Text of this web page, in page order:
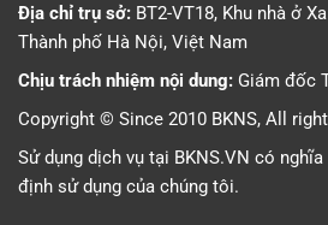
Địa chỉ trụ sở: BT2-VT18, Khu nhà ở
Thành phố Hà Nội, Việt Nam
Chịu trách nhiệm nội dung: Giám đốc
Copyright © Since 2010 BKNS, All
Sử dụng dịch vụ tại BKNS.VN có
định sử dụng của chúng tôi.